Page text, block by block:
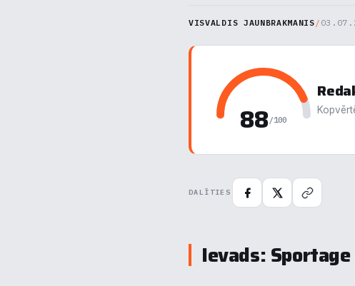
VISVALDIS JAUNBRAKMANIS /
88 /100
DALĪTIES
Ievads: